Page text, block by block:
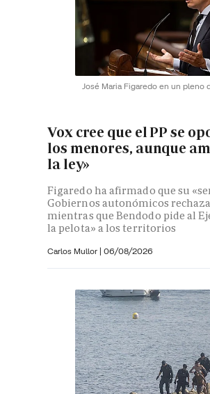
José Maria Figaredo en un pleno
Vox cree que el PP se
los menores, aunque
la ley»
Figaredo ha afirmado que su
Gobiernos autonómicos
mientras que Bendodo pide al
la pelota» a los territorios
Carlos Mullor | 06/08/2026